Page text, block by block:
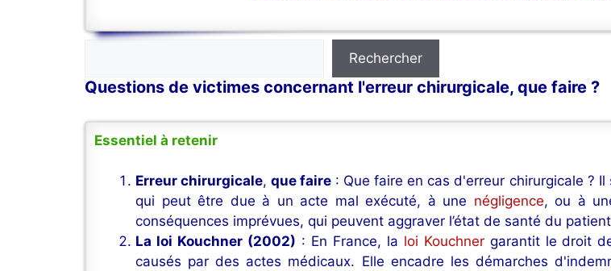
Rechercher
Questions de victimes concernant l'erreur chirurgicale, que faire ?
Essentiel à retenir
Erreur chirurgicale,que faire : Que faire en cas d'erreur chirurgicale ?
qui peut être due à un acte mal exécuté, à une négligence, ou à
conséquences imprévues, qui peuvent aggraver l’état de santé du
La loi Kouchner (2002) : En France, la loi Kouchnergarantit le droit
causés par des actes médicaux. Elle encadre les démarches